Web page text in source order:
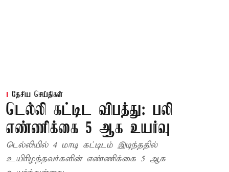
தேசிய செய்திகள்
டெல்லி கட்டிட விபத்து: பலி
எண்ணிக்கை 5 ஆக உயர்வு
டெல்லியில் 4 மாடி கட்டிடம் இடிந்ததில்
உயிரிழந்தவர்களின் எண்ணிக்கை 5 ஆக